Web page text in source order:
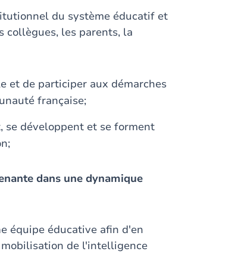
du système éducatif et
collègues, les parents, la
et de participer aux démarches
française;
se développent et se forment
dans une dynamique
équipe éducative afin d'en
de l'intelligence